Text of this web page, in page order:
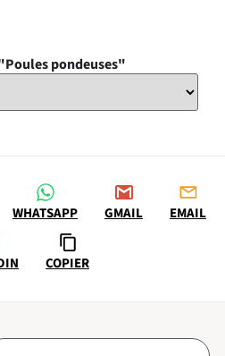
pondeuses"
WHATSAPP GMAIL EMAIL
COPIER